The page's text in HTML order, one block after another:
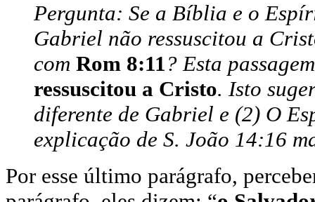
Pergunta: Se a Bíblia e o
Gabriel não ressuscitou a
com Rom 8:11? Esta
ressuscitou a Cristo. Isto
diferente de Gabriel e (2) O
explicação de S. João 14:16
Por esse último parágrafo,